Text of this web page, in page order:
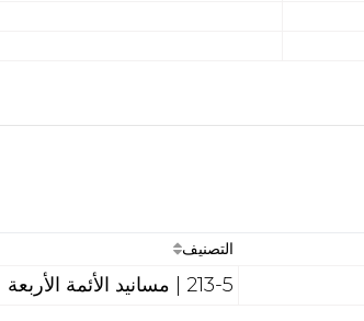
التصنيف
213-5 | مسانيد الأئمة الأربعة